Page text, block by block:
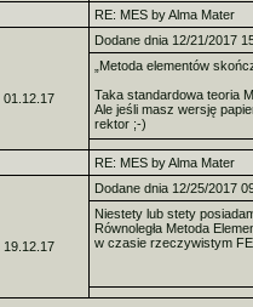
RE: MES by Alma Mater
01.12.17
Dodane dnia 12/21/2017
„Metoda elementów
Taka standardowa teoria
Ale jeśli masz wersję
rektor ;-)
RE: MES by Alma Mater
19.12.17
Dodane dnia 12/25/2017
Niestety lub stety
Równoległa Metoda
w czasie rzeczywistym